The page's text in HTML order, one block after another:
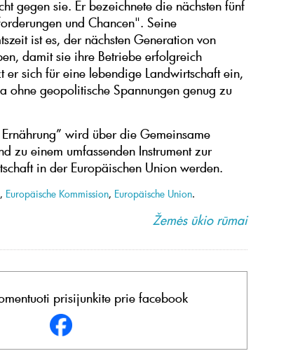
gegen sie. Er bezeichnete die nächsten fünf
und Chancen". Seine
ist es, der nächsten Generation von
damit sie ihre Betriebe erfolgreich
er sich für eine lebendige Landwirtschaft ein,
ohne geopolitische Spannungen genug zu
wird über die Gemeinsame
zu einem umfassenden Instrument zur
in der Europäischen Union werden.
, Europäische Kommission, Europäische Union.
Žemės ūkio rūmai
prisijunkite prie facebook